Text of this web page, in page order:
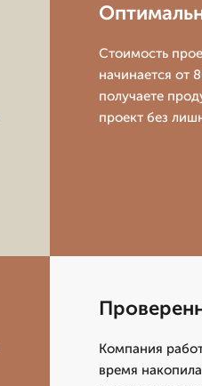
Стоимость
начинается от
получаете
проект без
Компания
время